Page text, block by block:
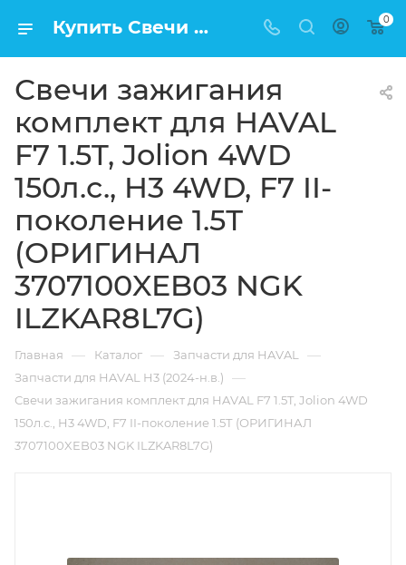
Купить Свечи зажигания комплект для HAVAL F7 1.5T, Jolion 4WD 150л.с., H3 4WD, F7 II-поколение 1.5Т (ОРИГИНАЛ 3707100XEB03 NGK ILZKAR8L7G) в Москве по низкой цене 0
Свечи зажигания
комплект для HAVAL
F7 1.5T, Jolion 4WD
150л.с., H3 4WD, F7 II-
поколение 1.5Т
(ОРИГИНАЛ
3707100XEB03 NGK
ILZKAR8L7G)
Главная — Каталог — Запчасти для HAVAL —
Запчасти для HAVAL H3 (2024-н.в.) —
Свечи зажигания комплект для HAVAL F7 1.5T, Jolion 4WD
150л.с., H3 4WD, F7 II-поколение 1.5Т (ОРИГИНАЛ
3707100XEB03 NGK ILZKAR8L7G)